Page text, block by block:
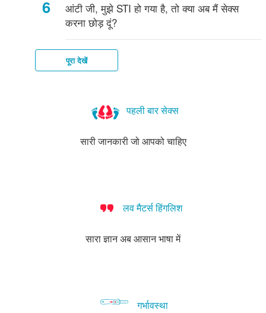
आंटी जी, मुझे STI हो गया है, तो क्या अब मैं सेक्स
करना छोड़ दूं?
पूरा देखें
पहली बार सेक्स
सारी जानकारी जो आपको चाहिए
लव मैटर्स हिंगलिश
सारा ज्ञान अब आसान भाषा में
गर्भावस्था